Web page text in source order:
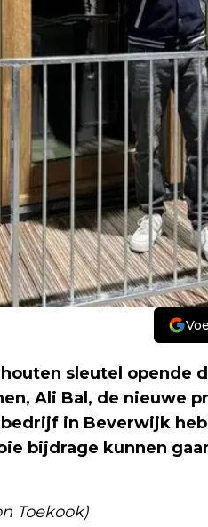
houten sleutel
Ali Bal, de nieuwe
bedrijf in Beverwijk
bijdrage kunnen
Toekook)